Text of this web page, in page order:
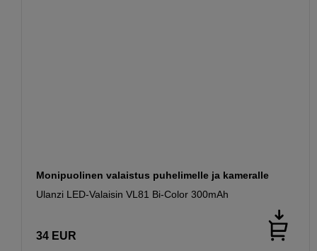
Monipuolinen valaistus puhelimelle ja kameralle
Ulanzi LED-Valaisin VL81 Bi-Color 300mAh
34 EUR